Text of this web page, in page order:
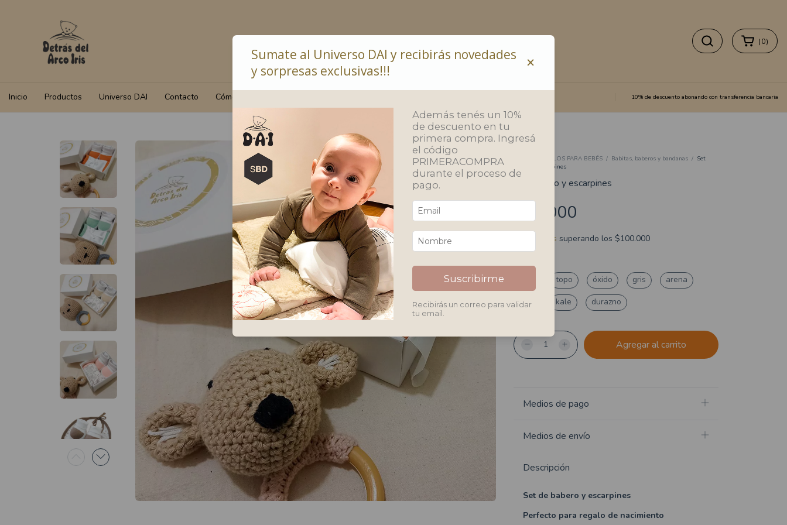
(0)
Inicio Productos Universo DAI Contacto Cómo Comprar 10% de descuento abonando con transferencia bancaria
REGALOS PARA BEBÉS / Babitas, baberos y bandanas / Set
babero y escarpines
Set babero y escarpines
$20.000
Envío gratis superando los $100.000
topo óxido gris
arena
rosa
kale durazno
Medios de pago
Medios de envío
Descripción
Set de babero y escarpines
Perfecto para regalo de nacimiento
Sumate al Universo DAI y recibirás novedades
y sorpresas exclusivas!!!
×
Además tenés un 10%
de descuento en tu
primera compra. Ingresá
el código
PRIMERACOMPRA
durante el proceso de
pago.
Suscribirme
Recibirás un correo para validar
tu email.